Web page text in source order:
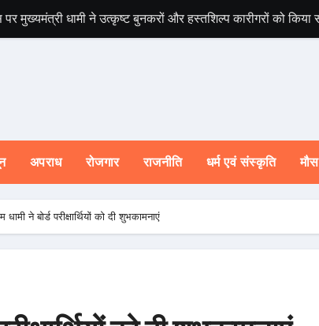
पर मुख्यमंत्री धामी ने उत्कृष्ट बुनकरों और हस्तशिल्प कारीगरों को किया
अपराध रोजगार राजनीति धर्म एवं संस्कृति
धामी ने बोर्ड परीक्षार्थियों को दी शुभकामनाएं